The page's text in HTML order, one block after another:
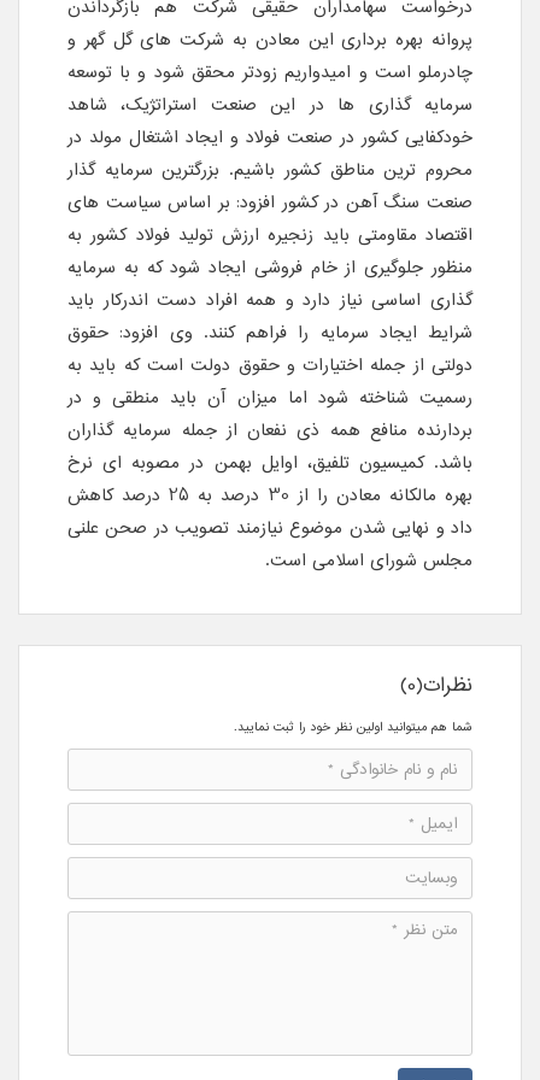
درخواست سهامداران حقیقی شرکت هم بازگرداندن
پروانه بهره برداری این معادن به شرکت های گل گهر و
چادرملو است و امیدواریم زودتر محقق شود و با توسعه
سرمایه گذاری ها در این صنعت استراتژیک، شاهد
خودکفایی کشور در صنعت فولاد و ایجاد اشتغال مولد در
محروم ترین مناطق کشور باشیم. بزرگترین سرمایه گذار
صنعت سنگ آهن در کشور افزود: بر اساس سیاست های
اقتصاد مقاومتی باید زنجیره ارزش تولید فولاد کشور به
منظور جلوگیری از خام فروشی ایجاد شود که به سرمایه
گذاری اساسی نیاز دارد و همه افراد دست اندرکار باید
شرایط ایجاد سرمایه را فراهم کنند. وی افزود: حقوق
دولتی از جمله اختیارات و حقوق دولت است که باید به
رسمیت شناخته شود اما میزان آن باید منطقی و در
بردارنده منافع همه ذی نفعان از جمله سرمایه گذاران
باشد. کمیسیون تلفیق، اوایل بهمن در مصوبه ای نرخ
بهره مالکانه معادن را از 30 درصد به 25 درصد کاهش
داد و نهایی شدن موضوع نیازمند تصویب در صحن علنی
مجلس شورای اسلامی است.
نظرات(0)
شما هم میتوانید اولین نظر خود را ثبت نمایید.